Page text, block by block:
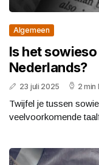
Algemeen
Is het
Nederlands?
23 juli 2025 2 min
Twijfel je tussen
veelvoorkomende